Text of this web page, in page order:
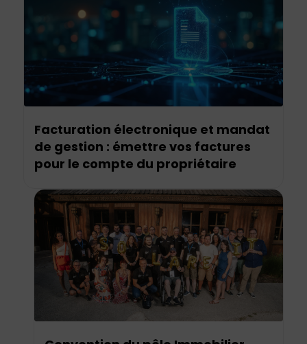
Facturation électronique et mandat
de gestion : émettre vos factures
pour le compte du propriétaire